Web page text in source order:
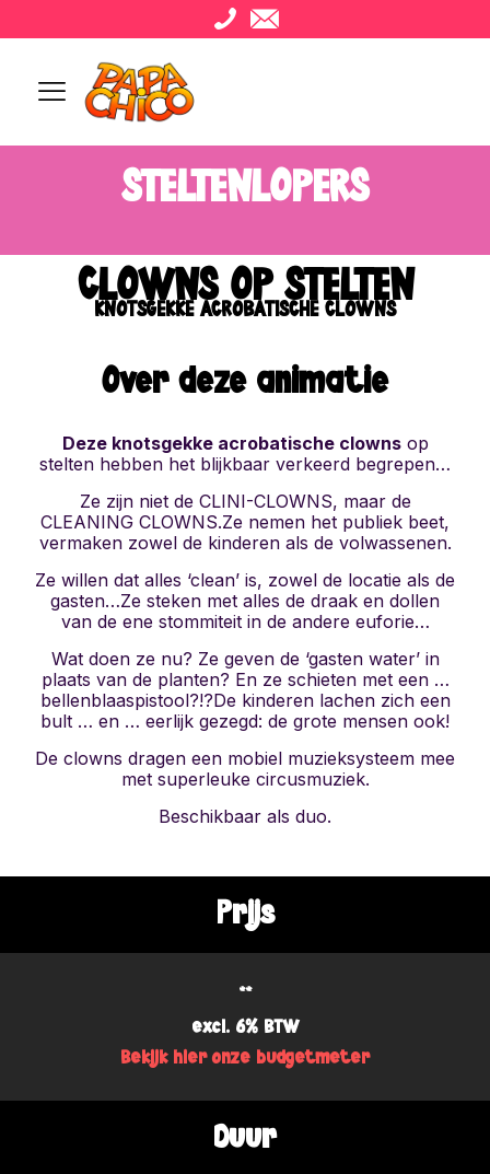
STELTENLOPERS
CLOWNS OP STELTEN
KNOTSGEKKE ACROBATISCHE CLOWNS
Over deze animatie
Deze knotsgekke acrobatische clownsop
stelten hebben het blijkbaar verkeerd begrepen…
Ze zijn niet de CLINI-CLOWNS, maar de
CLEANING CLOWNS.Ze nemen het publiek beet,
vermaken zowel de kinderen als de volwassenen.
Ze willen dat alles ‘clean’ is, zowel de locatie als de
gasten…Ze steken met alles de draak en dollen
van de ene stommiteit in de andere euforie…
Wat doen ze nu? Ze geven de ‘gasten water’ in
plaats van de planten? En ze schieten met een …
bellenblaaspistool?!?De kinderen lachen zich een
bult … en … eerlijk gezegd: de grote mensen ook!
De clowns dragen een mobiel muzieksysteem mee
met superleuke circusmuziek.
Beschikbaar als duo.
Prijs
**
excl. 6% BTW
Bekijk hier onze budgetmeter
Duur